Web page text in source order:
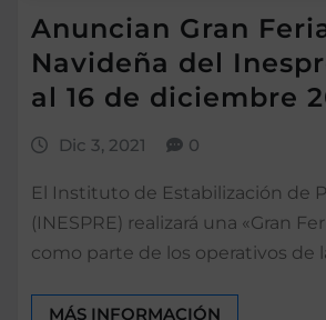
Anuncian Gran
Navideña del
al 16 de diciembre
Dic 3, 2021 0
El Instituto de Estabilización de
(INESPRE) realizará una «Gran
como parte de los operativos de
MÁS INFORMACIÓN